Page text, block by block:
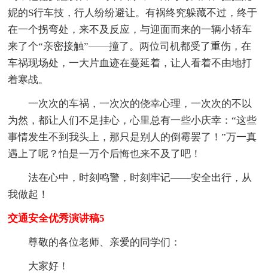
妮的S行车技，行人纷纷避让。有祸终究躲藏不过，终于
在一个拐弯处，来不及反应，与迎面而来的一辆小轿车
来了个“亲密接触”——撞了。两位司机都受了重伤，在
车祸现场处，一大片血迹在蔓延着，让人看着不由地打
着寒战。
一次次的车祸，一次次的侥幸心理，一次次的不以
为然，都让人们不足挂心，心里总有一些小庆幸：“这些
事情发生不到我头上，那只是别人的倒霉罢了！”万一真
遇上了呢？怕是一万个后悔也来不及了吧！
法在心中，时刻鸣警，时刻牢记——安全出行，从
我做起！
交通安全优秀演讲稿5
尊敬的各位老师、亲爱的同学们：
大家好！